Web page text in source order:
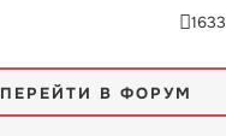
1633
ПЕРЕЙТИ В ФОРУМ